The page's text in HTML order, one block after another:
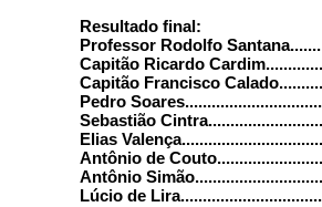
Resultado final:
Professor Rodolfo
Capitão Ricardo
Capitão Francisco
Pedro
Sebastião
Elias
Antônio de
Antônio
Lúcio de